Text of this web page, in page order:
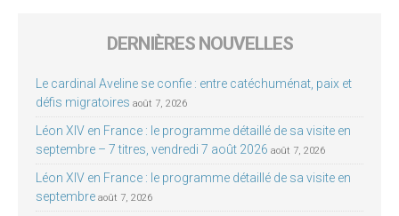
DERNIÈRES NOUVELLES
Le cardinal Aveline se confie : entre catéchuménat, paix et
défis migratoires août 7, 2026
Léon XIV en France : le programme détaillé de sa visite en
septembre – 7 titres, vendredi 7 août 2026 août 7, 2026
Léon XIV en France : le programme détaillé de sa visite en
septembre août 7, 2026